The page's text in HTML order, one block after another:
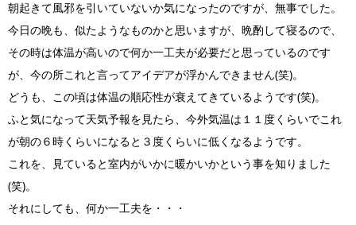
朝起きて風邪を引いていないか気になったのですが、無事でした。
今日の晩も、似たようなものかと思いますが、晩酌して寝るので、
その時は体温が高いので何か一工夫が必要だと思っているのです
が、今の所これと言ってアイデアが浮かんできません(笑)。
どうも、この頃は体温の順応性が衰えてきているようです(笑)。
ふと気になって天気予報を見たら、今外気温は１１度くらいでこれ
が朝の６時くらいになると３度くらいに低くなるようです。
これを、見ていると室内がいかに暖かいかという事を知りました
(笑)。
それにしても、何か一工夫を・・・